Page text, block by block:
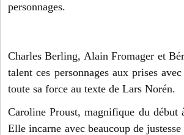
personnages.
Charles Berling, Alain Fromager et
talent ces personnages aux prises
toute sa force au texte de Lars Norén.
Caroline Proust, magnifique du
Elle incarne avec beaucoup de